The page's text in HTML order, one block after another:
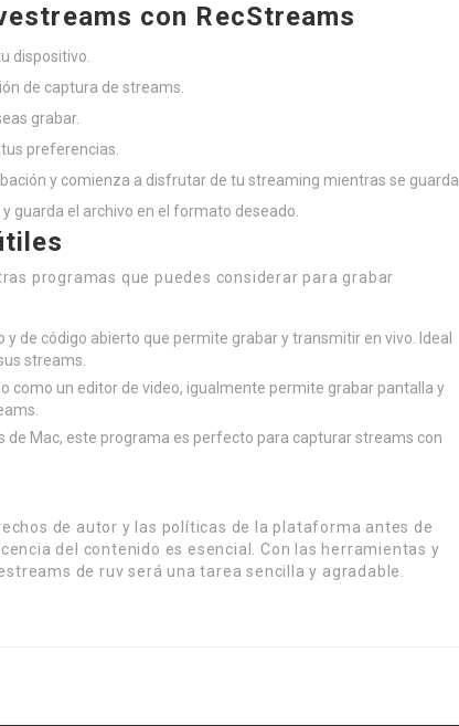
con RecStreams
dispositivo.
de captura de streams.
grabar.
preferencias.
y comienza a disfrutar de tu streaming mientras se guarda.
guarda el archivo en el formato deseado.
programas que puedes considerar para grabar
y de código abierto que permite grabar y transmitir en vivo. Ideal
streams.
como un editor de video, igualmente permite grabar pantalla y
de Mac, este programa es perfecto para capturar streams con
de autor y las políticas de la plataforma antes de
del contenido es esencial. Con las herramientas y
de ruv será una tarea sencilla y agradable.